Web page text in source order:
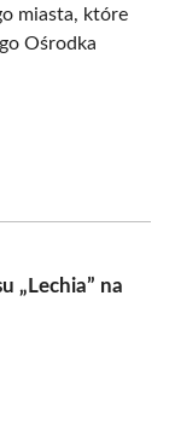
miasta, które
Ośrodka
„Lechia” na